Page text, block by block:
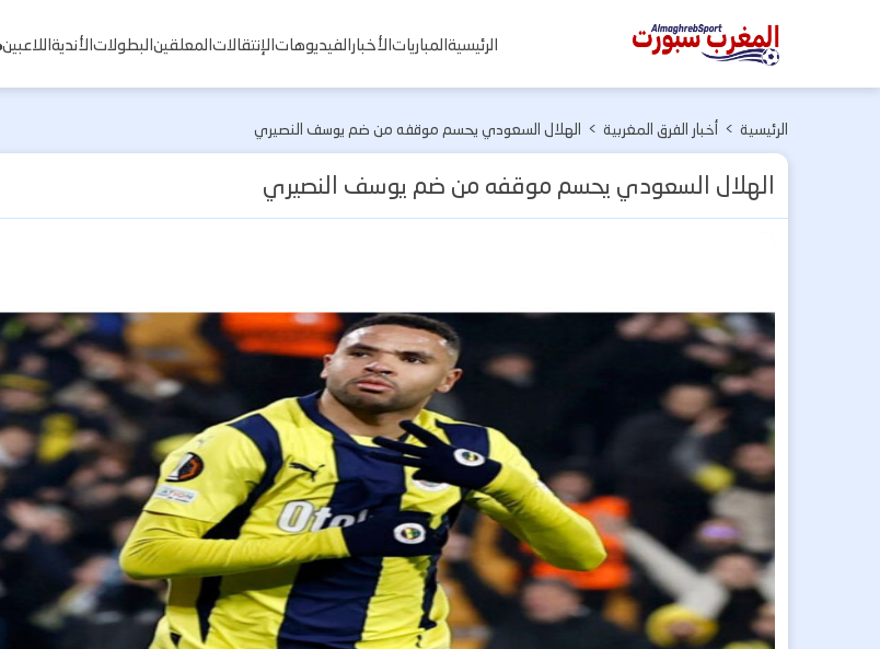
المغرب
الرئيسيةالمبارياتالأخبارالفيديوهاتالإنتقالاتالمعلقينالبطولاتالأنديةاللاعبين
الرئيسية > أخبار الفرق المغربية > الهلال السعودي يحسم موقفه من ضم يوسف النصيري
الهلال السعودي يحسم موقفه من ضم يوسف النصيري